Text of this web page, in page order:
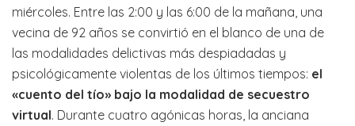
miércoles. Entre las 2:00 y las 6:00 de la mañana, una
vecina de 92 años se convirtió en el blanco de una de
las modalidades delictivas más despiadadas y
psicológicamente violentas de los últimos tiempos: el
«cuento del tío» bajo la modalidad de secuestro
virtual. Durante cuatro agónicas horas, la anciana